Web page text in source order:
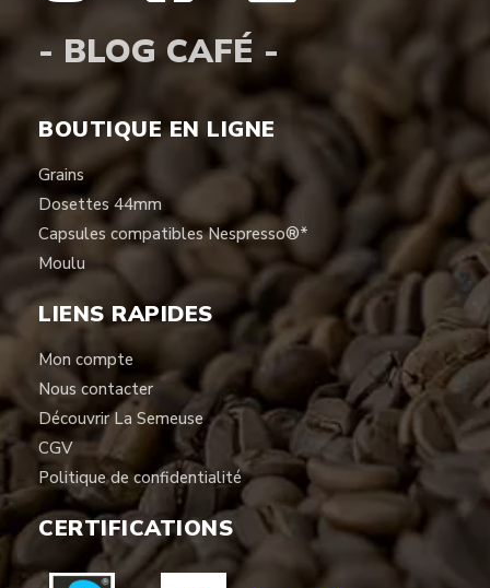
- BLOG CAFÉ -
BOUTIQUE EN LIGNE
Grains
Dosettes 44mm
Capsules compatibles Nespresso®*
Moulu
LIENS RAPIDES
Mon compte
Nous contacter
Découvrir La Semeuse
CGV
Politique de confidentialité
CERTIFICATIONS